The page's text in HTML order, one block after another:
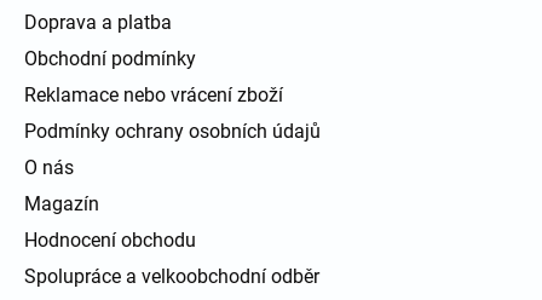
Doprava a platba
Obchodní podmínky
Reklamace nebo vrácení zboží
Podmínky ochrany osobních údajů
O nás
Magazín
Hodnocení obchodu
Spolupráce a velkoobchodní odběr